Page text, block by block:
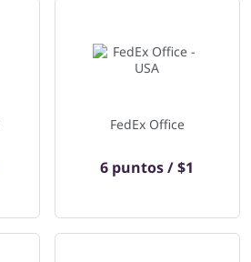
FedEx Office
6 puntos / $1